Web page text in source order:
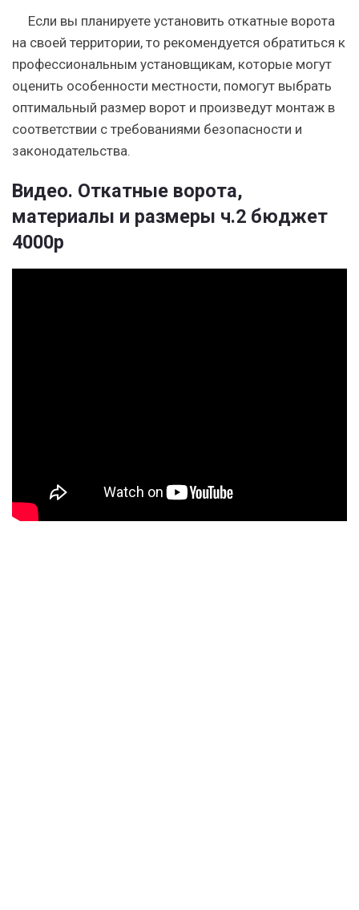
Если вы планируете установить откатные ворота
на своей территории, то рекомендуется обратиться к
профессиональным установщикам, которые могут
оценить особенности местности, помогут выбрать
оптимальный размер ворот и произведут монтаж в
соответствии с требованиями безопасности и
законодательства.
Видео. Откатные ворота,
материалы и размеры ч.2 бюджет
4000р